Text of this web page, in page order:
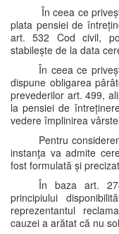
În ceea ce
plata pensiei de
art. 532 Cod civil,
stabilește de la data
În ceea ce
dispune obligarea
prevederilor art. 499,
la pensiei de
vedere împlinirea
Pentru
instanţa va admite
fost formulată și
În baza art.
principiului
reprezentantul
cauzei a arătat că nu